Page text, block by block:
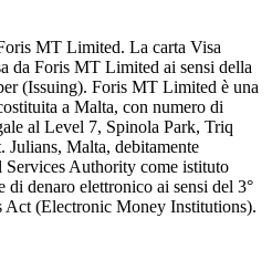
MT Limited. La carta Visa
da Foris MT Limited ai sensi della
(Issuing). Foris MT Limited è una
a Malta, con numero di
al Level 7, Spinola Park, Triq
Malta, debitamente
Authority come istituto
denaro elettronico ai sensi del 3°
(Electronic Money Institutions).